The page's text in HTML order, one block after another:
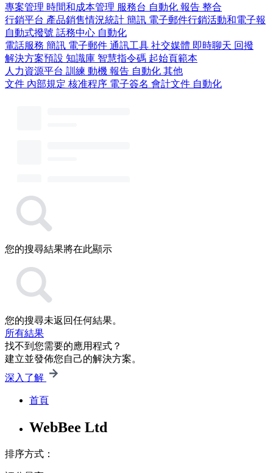
專案管理 時間和成本管理 服務台 自動化 報告 整合
行銷平台 產品銷售情況統計 簡訊 電子郵件行銷活動和電子報
自動式撥號 話務中心 自動化
電話服務 簡訊 電子郵件 通訊工具 社交媒體 即時聊天 回撥
解決方案預設 知識庫 智慧指令碼 起始頁範本
人力資源平台 訓練 動機 報告 自動化 其他
文件 內部規定 核准程序 電子簽名 會計文件 自動化
您的搜尋結果將在此顯示
您的搜尋未返回任何結果。
所有結果
找不到您需要的應用程式？
建立並發佈您自己的解決方案。
深入了解
首頁
WebBee Ltd
排序方式：